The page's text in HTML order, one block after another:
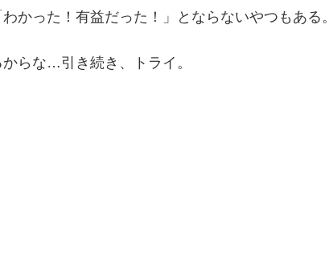
かった！有益だった！」とならないやつもある。
らな…引き続き、トライ。